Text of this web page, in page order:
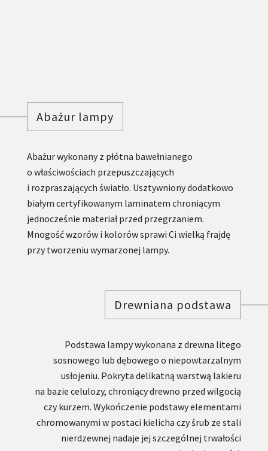
Abażur lampy
Abażur wykonany z płótna bawełnianego
o właściwościach przepuszczających
i rozpraszających światło. Usztywniony dodatkowo
białym certyfikowanym laminatem chroniącym
jednocześnie materiał przed przegrzaniem.
Mnogość wzorów i kolorów sprawi Ci wielką frajdę
przy tworzeniu wymarzonej lampy.
Drewniana podstawa
Podstawa lampy wykonana z drewna litego
sosnowego lub dębowego o niepowtarzalnym
usłojeniu. Pokryta delikatną warstwą lakieru
na bazie celulozy, chroniący drewno przed wilgocią
czy kurzem. Wykończenie podstawy elementami
chromowanymi w postaci kielicha czy śrub ze stali
nierdzewnej nadaje jej szczególnej trwałości